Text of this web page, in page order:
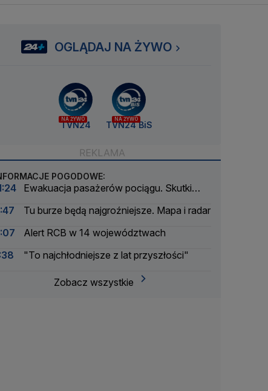
OGLĄDAJ NA ŻYWO
NA ŻYWO
TVN24
NA ŻYWO
TVN24 BiS
POGODOWE:
Ewakuacja pasażerów pociągu. Skutki
Tu burze będą najgroźniejsze. Mapa i radar
Alert RCB w 14 województwach
"To najchłodniejsze z lat przyszłości"
Zobacz wszystkie